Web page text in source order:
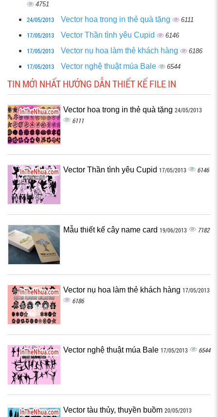
4751
24/05/2013 Vector hoa trong in thẻ quà tặng 6111
17/05/2013 Vector Thần tình yêu Cupid 6146
17/05/2013 Vector nụ hoa làm thẻ khách hàng 6186
17/05/2013 Vector nghệ thuật múa Bale 6544
TIN MỚI NHẤT HƯỚNG DẪN THIẾT KẾ FILE IN
Vector hoa trong in thẻ quà tặng 24/05/2013
6111
Vector Thần tình yêu Cupid 17/05/2013 6146
Mẫu thiết kế cây name card 19/06/2013 7182
Vector nụ hoa làm thẻ khách hàng 17/05/2013
6186
Vector nghệ thuật múa Bale 17/05/2013 6544
Vector tàu thủy, thuyền buồm 20/05/2013